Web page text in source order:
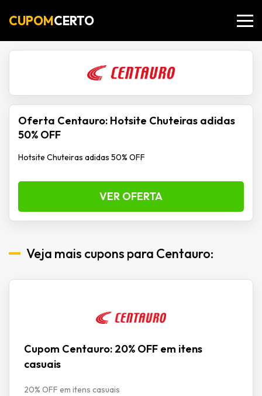
CUPOMCERTO
Oferta Centauro: Hotsite Chuteiras adidas
50% OFF
Hotsite Chuteiras adidas 50% OFF
VER OFERTA
Veja mais cupons para Centauro:
Cupom Centauro: 20% OFF em itens
casuais
20% OFF em itens casuais